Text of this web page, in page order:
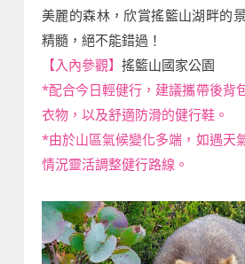
美麗的森林，欣賞搖籃山湖畔的
精髓，絕不能錯過！
【入內參觀】 搖籃山國家公園
*配合今日輕健行，建議攜帶後背
衣物，以及舒適防滑的健行鞋。
*由於山區氣候變化多端，如遇天
情況靈活調整健行路線。